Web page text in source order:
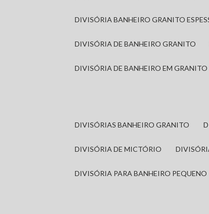
DIVISÓRIA BANHEIRO GRANITO
DIVISÓRIA DE BANHEIRO GRANITO
DIVISÓRIA DE BANHEIRO EM GRANITO
DIVISÓRIAS BANHEIRO GRANITO
DIVISÓRIA DE MICTÓRIO
DIVISÓRIA PARA BANHEIRO PEQUENO